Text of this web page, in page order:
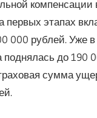
компенсации
первых этапах
000 рублей. Уже в
до 190
сумма